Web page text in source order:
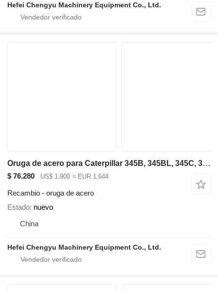
Hefei Chengyu Machinery Equipment Co., Ltd.
Oruga de acero para Caterpillar 345B, 345BL, 345C, 345CL, 345D, 345DL, 349D, 349DL maquinaria de construcción
$ 76.280 US$ 1.900 ≈ EUR 1.644
Recambio - oruga de acero
Estado nuevo
China
Hefei Chengyu Machinery Equipment Co., Ltd.